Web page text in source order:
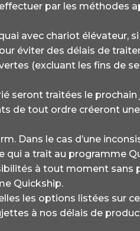
par les méthodes
avec chariot élévateur,
éviter des délais de
(excluant les fins de
seront traitées le prochain
de tout ordre créeront
Dans le cas d’une
qui a trait au programme
à tout moment sans
Quickship.
les options listées sur
à nos délais de